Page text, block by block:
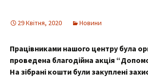
29 Квітня, 2020 Новини
Працівниками нашого центру була
проведена благодійна акція
На зібрані кошти були закуплені